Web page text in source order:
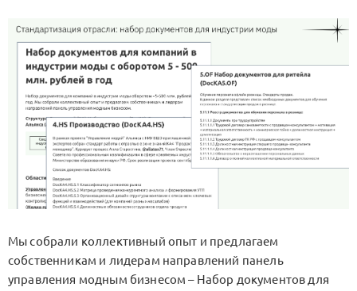
Мы собрали коллективный опыт и предлагаем
собственникам и лидерам направлений панель
управления модным бизнесом – Набор документов для